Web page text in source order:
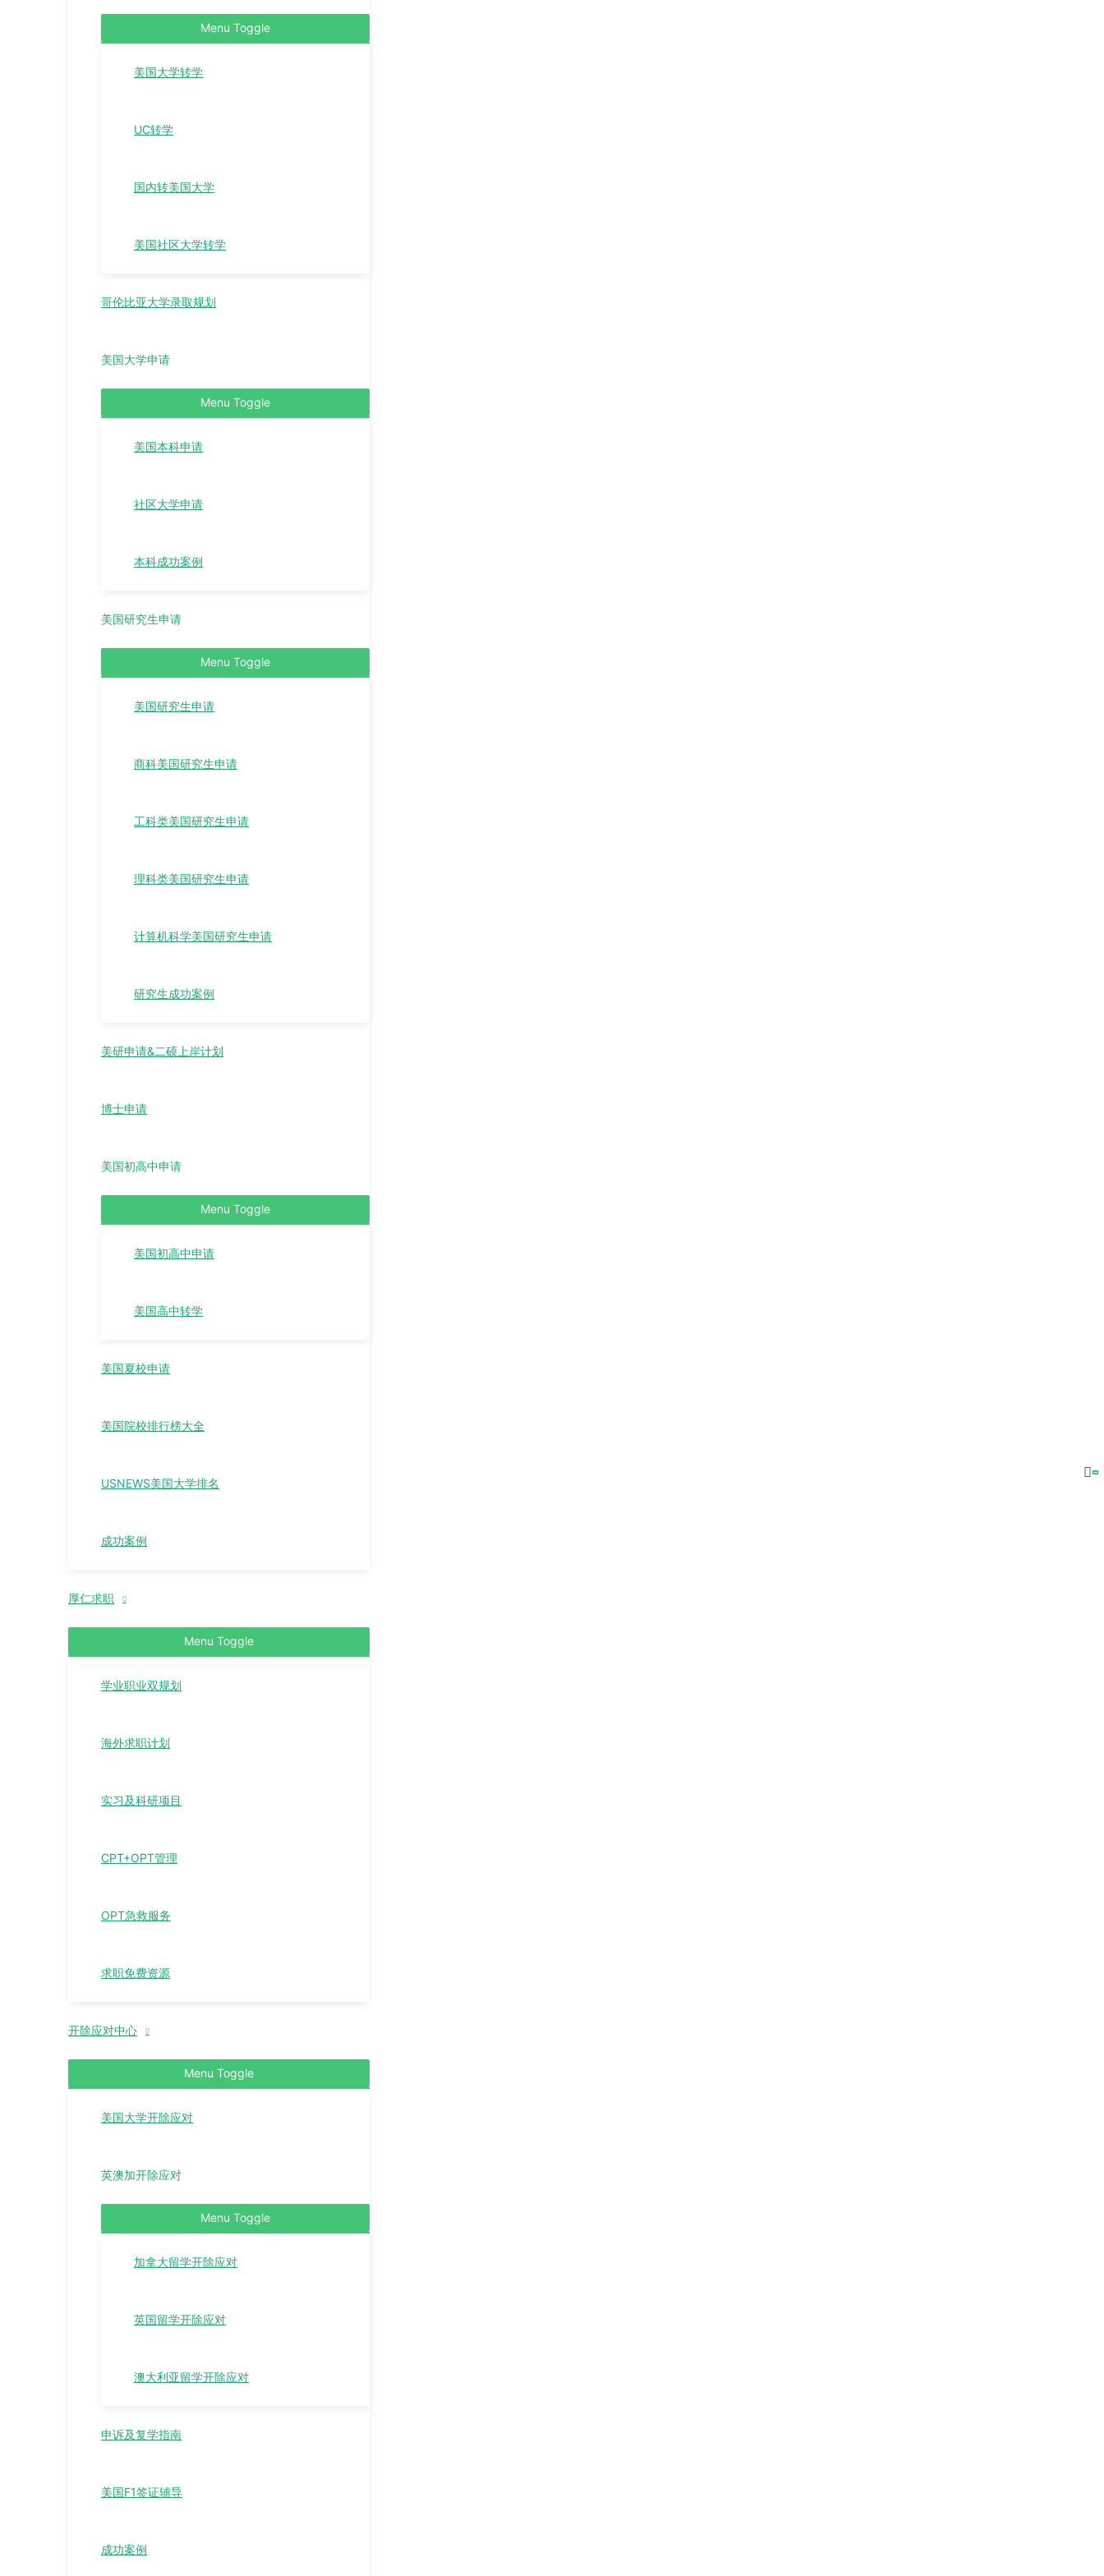
Menu Toggle
美国大学转学
UC转学
国内转美国大学
美国社区大学转学
哥伦比亚大学录取规划
美国大学申请
Menu Toggle
美国本科申请
社区大学申请
本科成功案例
美国研究生申请
Menu Toggle
美国研究生申请
商科美国研究生申请
工科类美国研究生申请
理科类美国研究生申请
计算机科学美国研究生申请
研究生成功案例
美研申请&二硕上岸计划
博士申请
美国初高中申请
Menu Toggle
美国初高中申请
美国高中转学
美国夏校申请
美国院校排行榜大全
USNEWS美国大学排名
成功案例
厚仁求职
Menu Toggle
学业职业双规划
海外求职计划
实习及科研项目
CPT+OPT管理
OPT急救服务
求职免费资源
开除应对中心
Menu Toggle
美国大学开除应对
英澳加开除应对
Menu Toggle
加拿大留学开除应对
英国留学开除应对
澳大利亚留学开除应对
申诉及复学指南
美国F1签证辅导
成功案例